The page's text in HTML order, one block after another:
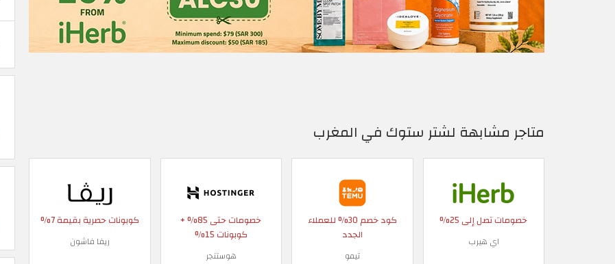
متاجر مشابهة لشتر ستوك في المغرب
خصومات تصل إلى 25%
اي هيرب
كود خصم 30% للعملاء
الجدد
تيمو
خصومات حتى 85% +
كوبونات 15%
هوستنجر
كوبونات حصرية بقيمة 7%
ريفا فاشون